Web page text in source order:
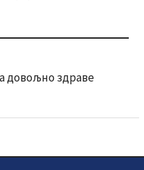
довољно здраве